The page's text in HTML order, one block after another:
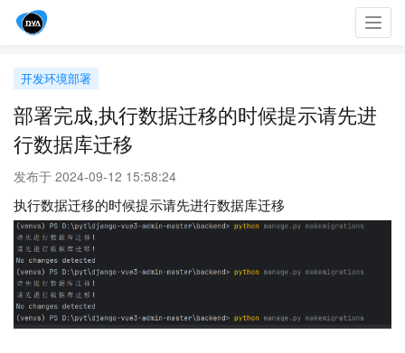
开发环境部署
部署完成,执行数据迁移的时候提示请先进
行数据库迁移
发布于 2024-09-12 15:58:24
执行数据迁移的时候提示请先进行数据库迁移